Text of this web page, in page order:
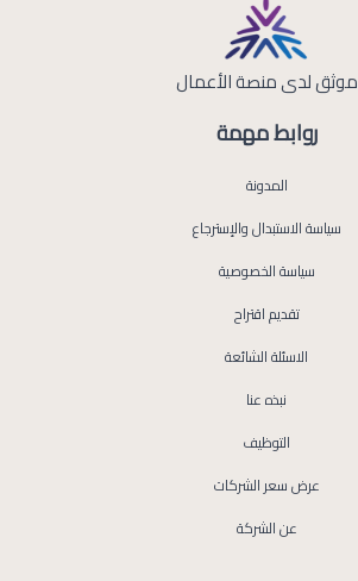
روابط مهمة
المدونة
سياسة الاستبدال والإسترجاع
سياسة الخصوصية
تقديم اقتراح
الاسئلة الشائعة
نبذه عنا
التوظيف
عرض سعر الشركات
عن الشركة
موثق لدى منصة الأعمال